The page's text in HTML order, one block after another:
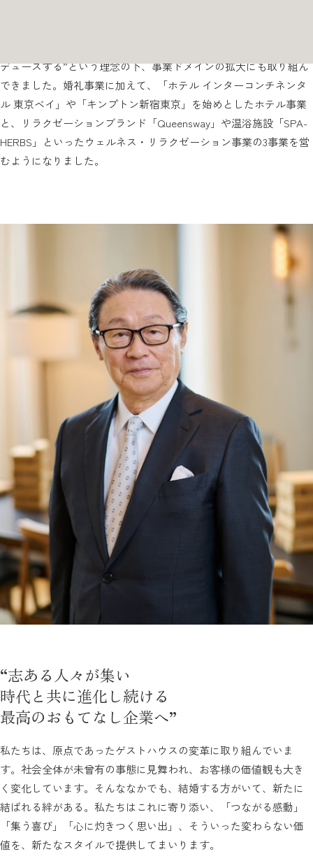
デュースする”という理念の下、事業ドメインの拡大にも取り組ん
できました。婚礼事業に加えて、「ホテル インターコンチネンタ
ル 東京ベイ」や「キンプトン新宿東京」を始めとしたホテル事業
と、リラクゼーションブランド「Queensway」や温浴施設「SPA-
HERBS」といったウェルネス・リラクゼーション事業の3事業を営
むようになりました。
“志ある人々が集い
時代と共に進化し続ける
最高のおもてなし企業へ”
私たちは、原点であったゲストハウスの変革に取り組んでいま
す。社会全体が未曾有の事態に見舞われ、お客様の価値観も大き
く変化しています。そんななかでも、結婚する方がいて、新たに
結ばれる絆がある。私たちはこれに寄り添い、「つながる感動」
「集う喜び」「心に灼きつく思い出」、そういった変わらない価
値を、新たなスタイルで提供してまいります。